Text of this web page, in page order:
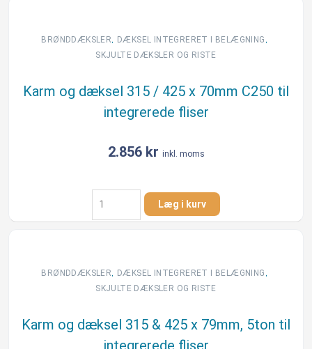
425
mm
B125
fliser
antal
BRØNDDÆKSLER, DÆKSEL INTEGRERET I BELÆGNING​ ,
SKJULTE DÆKSLER OG RISTE
Karm og dæksel 315 / 425 x 70mm C250 til
integrerede fliser
2.856 kr inkl. moms
Karm
og
dæksel
425
C250
til
Læg i kurv
BRØNDDÆKSLER, DÆKSEL INTEGRERET I BELÆGNING​ ,
SKJULTE DÆKSLER OG RISTE
Karm og dæksel 315 & 425 x 79mm, 5ton til
integrerede fliser